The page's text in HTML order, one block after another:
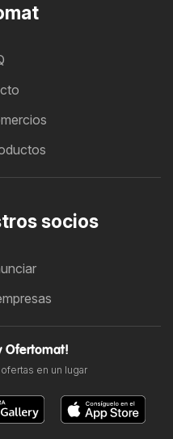
socios
Ofertomat!
en un lugar